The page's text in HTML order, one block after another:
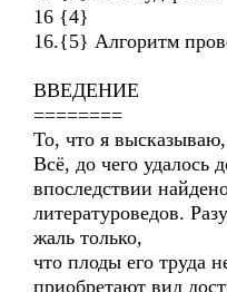
16 {4}
16.{5} Алгоритм
ВВЕДЕНИЕ
========
То, что я
Всё, до чего удалось
впоследствии
литературоведов.
жаль только,
что плоды его труда
приобретают вид